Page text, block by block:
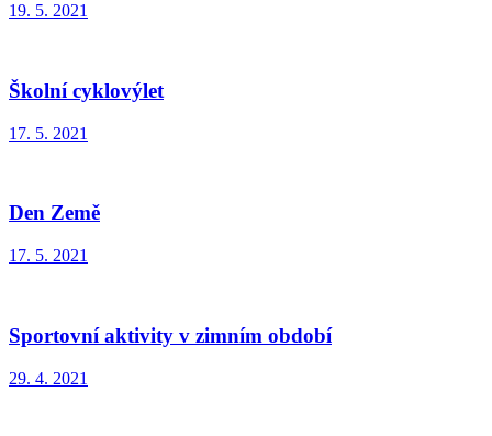
19. 5. 2021
Školní cyklovýlet
17. 5. 2021
Den Země
17. 5. 2021
Sportovní aktivity v zimním období
29. 4. 2021